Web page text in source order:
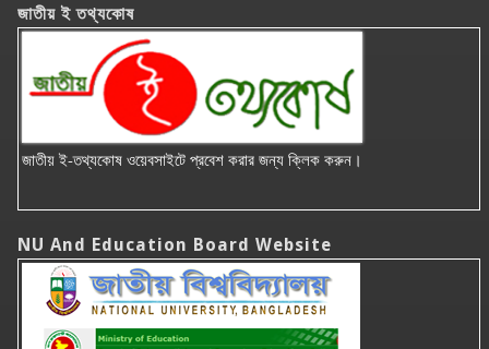
জাতীয় ই তথ্যকোষ
জাতীয় ই-তথ্যকোষ ওয়েবসাইটে প্রবেশ করার জন্য ক্লিক করুন।
NU And Education Board Website